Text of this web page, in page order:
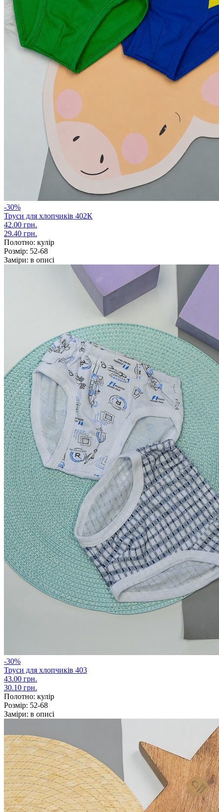
-30%
Труси для хлопчиків 402К
42.00 грн.
29.40 грн.
Полотно: кулір
Розмір: 52-68
Заміри: в описі
-30%
Труси для хлопчиків 403
43.00 грн.
30.10 грн.
Полотно: кулір
Розмір: 52-68
Заміри: в описі